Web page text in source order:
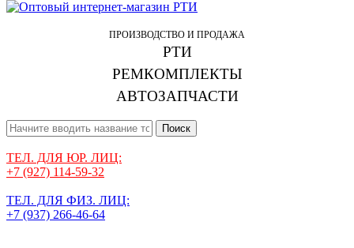
ПРОИЗВОДСТВО И ПРОДАЖА
РТИ
РЕМКОМПЛЕКТЫ
АВТОЗАПЧАСТИ
Поиск
ТЕЛ. ДЛЯ ЮР. ЛИЦ:
+7 (927) 114-59-32
ТЕЛ. ДЛЯ ФИЗ. ЛИЦ:
+7 (937) 266-46-64